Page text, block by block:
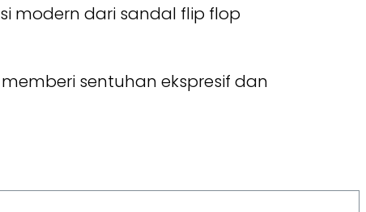
modern dari sandal flip flop
sentuhan ekspresif dan